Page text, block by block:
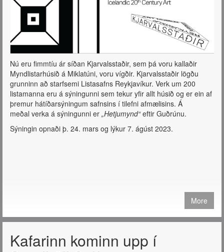
Nú eru fimmtíu ár síðan Kjarvalsstaðir, sem þá voru kallaðir
Myndlistarhúsið á Miklatúni, voru vígðir. Kjarvalsstaðir lögðu
grunninn að starfsemi Listasafns Reykjavíkur. Verk um 200
listamanna eru á sýningunni sem tekur yfir allt húsið og er ein af
þremur hátíðarsýningum safnsins í tilefni afmælisins. Á
meðal verka á sýningunni er „Hetjumynd“eftir Guðrúnu.
Sýningin opnaði þ. 24. mars og lýkur 7. ágúst 2023.
More
Kafarinn kominn upp í